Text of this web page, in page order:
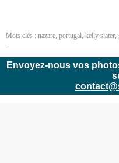
Mots clés : nazare, portugal, kelly slater,
Envoyez-nous vos